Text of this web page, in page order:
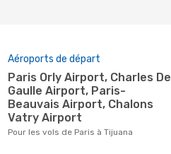
Aéroports de départ
Paris Orly Airport, Charles De
Gaulle Airport, Paris-
Beauvais Airport, Chalons
Vatry Airport
Pour les vols de Paris à Tijuana